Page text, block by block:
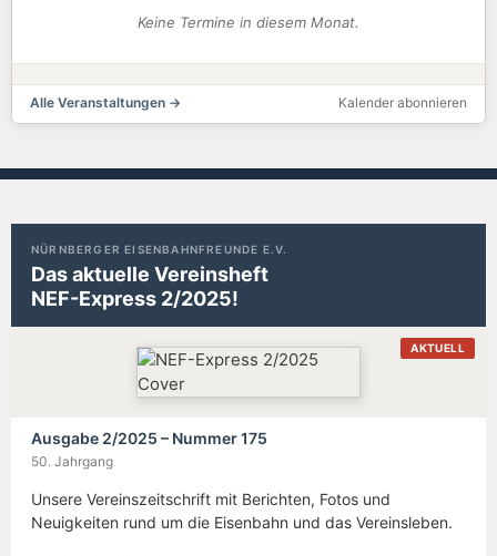
Keine Termine in diesem Monat.
Alle Veranstaltungen → Kalender abonnieren
NÜRNBERGER EISENBAHNFREUNDE E.V.
Das aktuelle Vereinsheft
NEF-Express 2/2025!
AKTUELL
Ausgabe 2/2025 – Nummer 175
50. Jahrgang
Unsere Vereinszeitschrift mit Berichten, Fotos und
Neuigkeiten rund um die Eisenbahn und das Vereinsleben.